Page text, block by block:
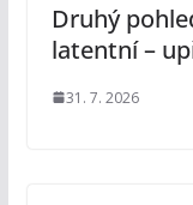
Druhý
latentní –
31. 7. 2026